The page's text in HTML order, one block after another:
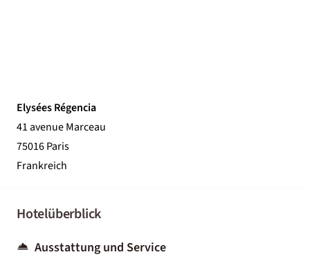
Elysées Régencia
41 avenue Marceau
75016 Paris
Frankreich
Hotelüberblick
Ausstattung und Service